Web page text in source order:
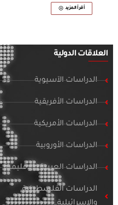
أقرأ المزيد
العلاقات الدولية
الدراسات الآسيوية
الدراسات الأفريقية
الدراسات الأمريكية
الدراسات الأوروبية
الدراسات العربية والإقليمية
الدراسات الفلسطينية
والإسرائيلية